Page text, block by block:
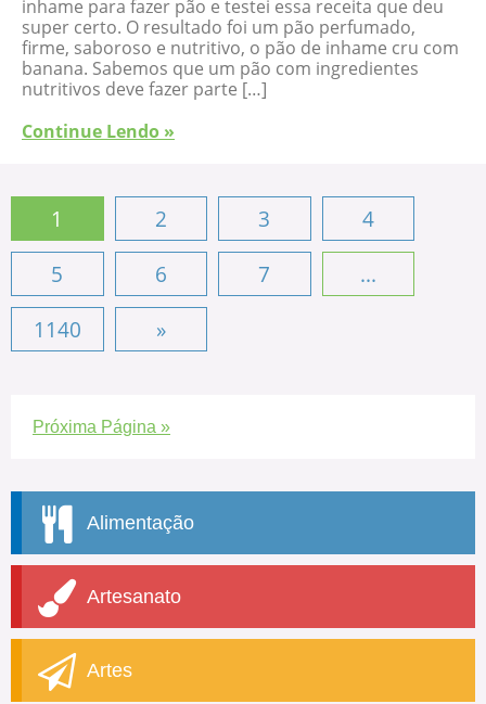
inhame para fazer pão e testei essa receita que deu
super certo. O resultado foi um pão perfumado,
firme, saboroso e nutritivo, o pão de inhame cru com
banana. Sabemos que um pão com ingredientes
nutritivos deve fazer parte […]
Continue Lendo »
1 2 3
4
5
6 7
...
1140
»
Próxima Página »
Alimentação
Artesanato
Artes